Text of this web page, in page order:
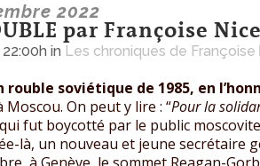
2022
par Françoise Nice
in Les chroniques de Françoise
rouble soviétique de 1985, en
Moscou. On peut y lire : “Pour la
fut boycotté par le public
là, un nouveau et jeune secrétaire